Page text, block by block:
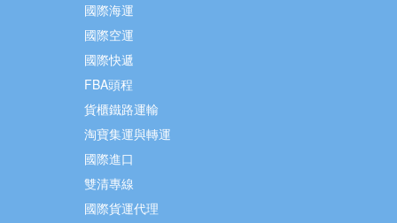
國際海運
國際空運
國際快遞
FBA頭程
貨櫃鐵路運輸
淘寶集運與轉運
國際進口
雙清專線
國際貨運代理